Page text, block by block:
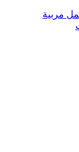
مربية